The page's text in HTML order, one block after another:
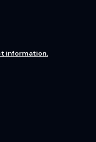
information.